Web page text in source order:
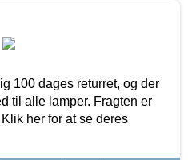
100 dages returret, og der
til alle lamper. Fragten er
her for at se deres